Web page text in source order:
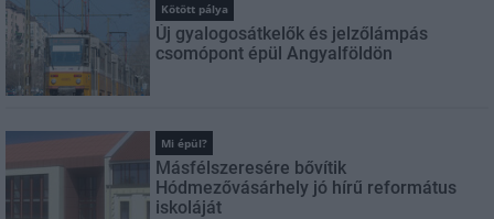
Kötött pálya
Új gyalogosátkelők és jelzőlámpás
csomópont épül Angyalföldön
Mi épül?
Másfélszeresére bővítik
Hódmezővásárhely jó hírű református
iskoláját